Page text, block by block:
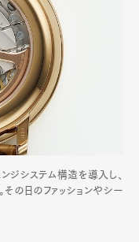
ジシステム構造を導入し、
の日のファッションやシー